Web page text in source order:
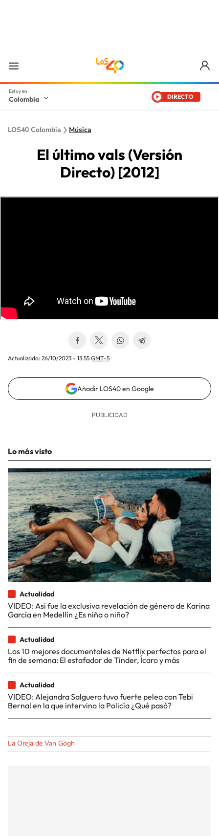
Colombia DIRECTO
LOS40 Colombia Música
El último vals (Versión
Directo) [2012]
Actualizada: 26/10/2023 - 13:55 GMT-5
Añadir LOS40 en Google
Lo más visto
Actualidad
VIDEO: Así fue la exclusiva revelación de género de Karina
García en Medellín ¿Es niña o niño?
Actualidad
Los 10 mejores documentales de Netflix perfectos para el
fin de semana: El estafador de Tinder, Ícaro y más
Actualidad
VIDEO: Alejandra Salguero tuvo fuerte pelea con Tebi
Bernal en la que intervino la Policía ¿Qué pasó?
La Oreja de Van Gogh